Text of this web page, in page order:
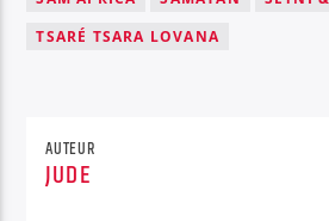
TSARÉ TSARA LOVANA
AUTEUR
JUDE